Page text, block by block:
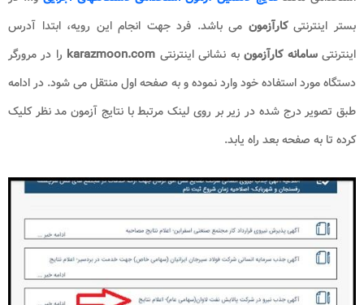
بستر اینترنتیکارآزمون می باشد. فرد جهت انجام این رویه، ابتدا آدرس
اینترنتیسامانه کارآزمونبه نشانی اینترنتی karazmoon.com را در مرورگر
دستگاه مورد استفاده خود وارد نموده و به صفحه اول منتقل می شود. در ادامه
طبق تصویر درج شده در زیر بر روی لینک مرتبط با نتایج آزمون مد نظر کلیک
کرده تا به صفحه بعد راه یابد.